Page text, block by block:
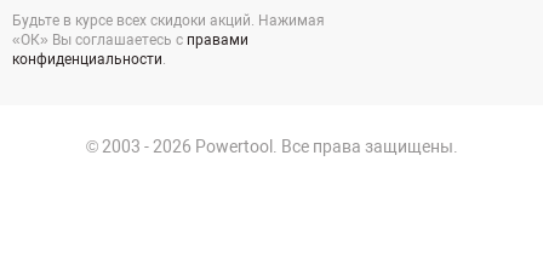
Будьте в курсе всех скидоки акций. Нажимая
«ОК» Вы соглашаетесь с правами
конфиденциальности.
© 2003 - 2026 Powertool. Все права защищены.